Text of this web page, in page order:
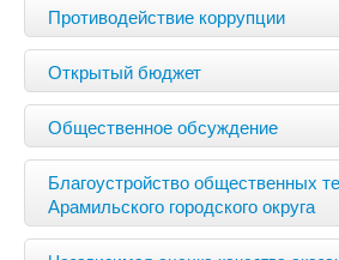
Противодействие коррупции
Открытый бюджет
Общественное обсуждение
Благоустройство общественных
Арамильского городского округа